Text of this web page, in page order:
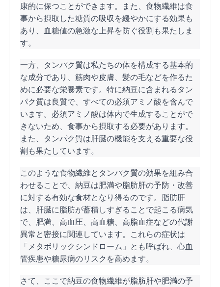
康的に保つことができます。また、食物繊維は食
事から摂取した糖質の吸収を緩やかにする効果も
あり、血糖値の急激な上昇を防ぐ役割も果たしま
す。
一方、タンパク質は私たちの体を構成する基本的
な成分であり、筋肉や皮膚、髪の毛などを作るた
めに必要な栄養素です。特に納豆に含まれるタン
パク質は良質で、すべての必須アミノ酸を含んで
います。必須アミノ酸は体内で生成することがで
きないため、食事から摂取する必要があります。
また、タンパク質は肝臓の機能を支える重要な役
割も果たしています。
このような食物繊維とタンパク質の効果を組み合
わせることで、納豆は肥満や脂肪肝の予防・改善
に対する有効な食材となり得るのです。脂肪肝
は、肝臓に脂肪が蓄積しすぎることで起こる病気
で、肥満、高血圧、高血糖、高脂血症などの代謝
異常と密接に関連しています。これらの症状は
「メタボリックシンドローム」とも呼ばれ、心血
管疾患や糖尿病のリスクを高めます。
さて、ここで納豆の食物繊維が脂肪肝や肥満の予